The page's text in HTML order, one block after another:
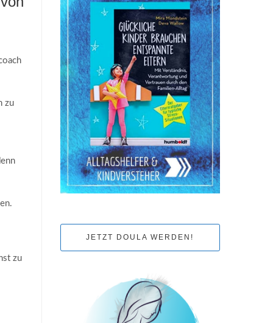
zu
zu
JETZT DOULA WERDEN!